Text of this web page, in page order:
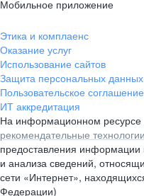
Мобильное приложение
Этика и комплаенс
Оказание услуг
Использование сайтов
Защита персональных данных
Пользовательское соглашение
ИТ аккредитация
На информационном ресурсе
рекомендательные технологии
предоставления информации
и анализа сведений,
сети «Интернет»,
Федерации)